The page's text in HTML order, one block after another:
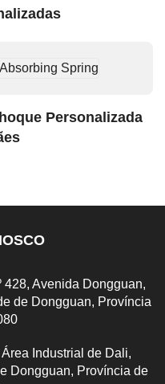
Personalizada
428, Avenida Dongguan,
de Dongguan, Província
Industrial de Dali,
Dongguan, Província de